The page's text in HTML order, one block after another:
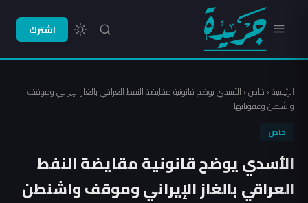
اشترك
الرئيسية‹ خاص‹ الأسدي يوضح قانونية مقايضة النفط العراقي بالغاز الإيراني وموقف
واشنطن وعقوباتها
خاص
الأسدي يوضح قانونية مقايضة النفط
العراقي بالغاز الإيراني وموقف واشنطن